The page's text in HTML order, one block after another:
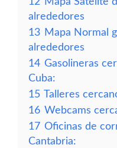
alrededores
13 Mapa Normal
alrededores
14 Gasolineras
Cuba:
15 Talleres
16 Webcams
17 Oficinas de
Cantabria: